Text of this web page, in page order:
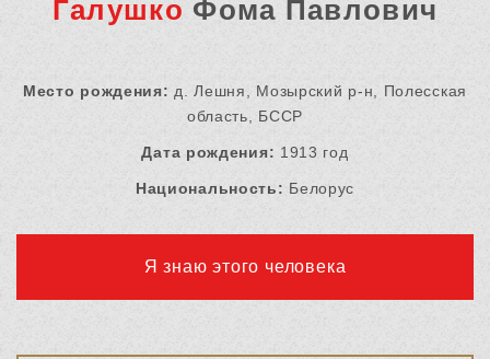
Галушко Фома Павлович
Место рождения: д. Лешня, Мозырский р-н, Полесская
область, БССР
Дата рождения: 1913 год
Национальность: Белорус
Я знаю этого человека